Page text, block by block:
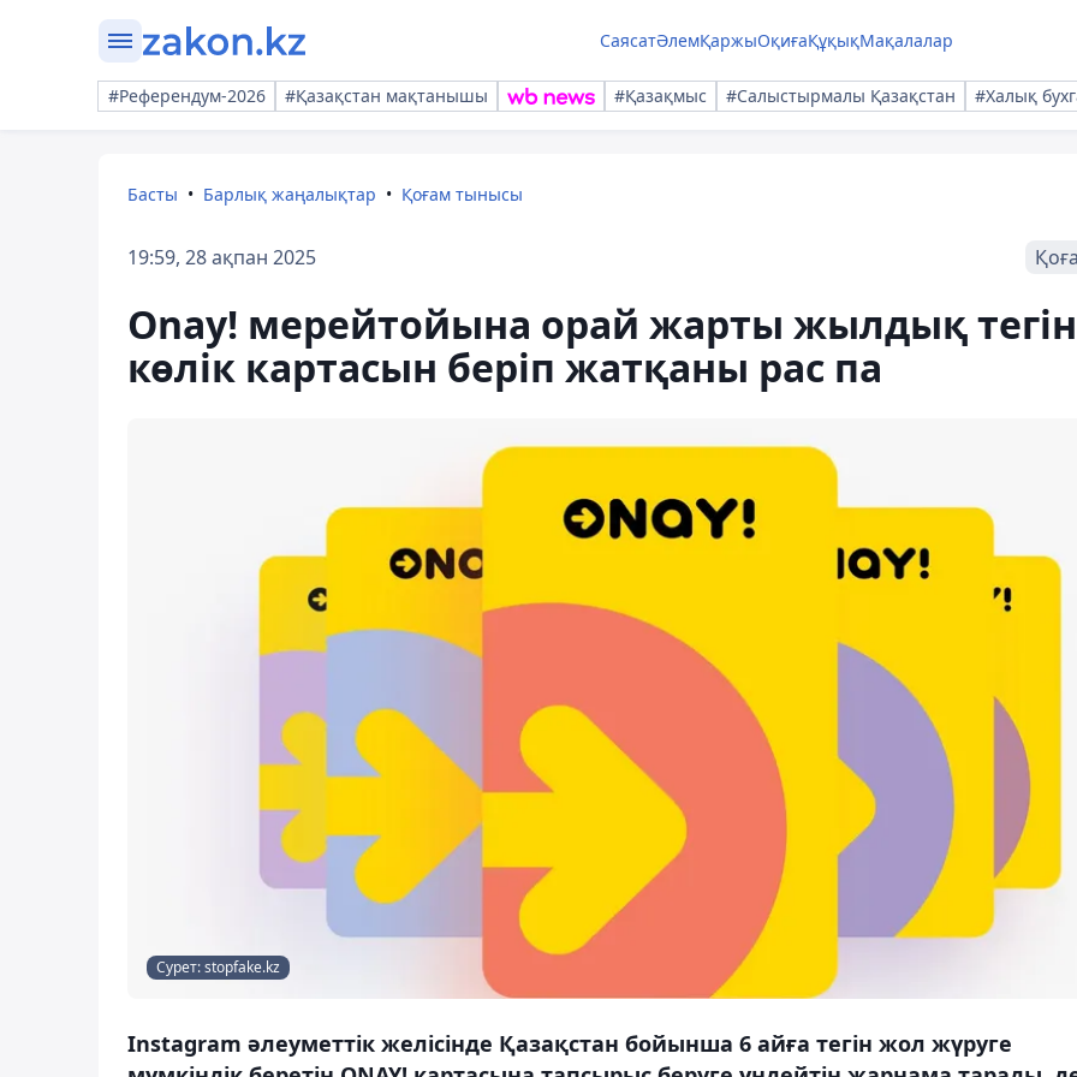
СаясатӘлемҚаржыОқиғаҚұқықМақалалар
#Референдум-2026 #Қазақстан мақтанышы #Қазақмыс #Салыстырмалы Қазақстан #Халық
Басты Барлық жаңалықтар Қоғам тынысы
19:59, 28 ақпан 2025
Onay! мерейтойына орай жарты жылдық тегін
көлік картасын беріп жатқаны рас па
Сурет: stopfake.kz
Instagram әлеуметтік желісінде Қазақстан бойынша 6 айға тегін жол жүруге